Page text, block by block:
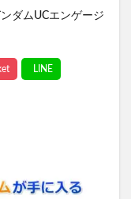
ダムUCエンゲージ